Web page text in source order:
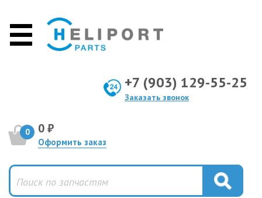
+7 (903) 129-55-25
Заказать звонок
0 0 ₽
Оформить заказ